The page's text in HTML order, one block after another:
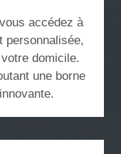
accédez à
personnalisée,
domicile.
une borne